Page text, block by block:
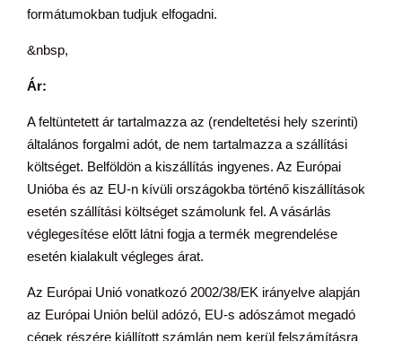
formátumokban tudjuk elfogadni.
&nbsp,
Ár:
A feltüntetett ár tartalmazza az (rendeltetési hely szerinti)
általános forgalmi adót, de nem tartalmazza a szállítási
költséget. Belföldön a kiszállítás ingyenes. Az Európai
Unióba és az EU-n kívüli országokba történő kiszállítások
esetén szállítási költséget számolunk fel. A vásárlás
véglegesítése előtt látni fogja a termék megrendelése
esetén kialakult végleges árat.
Az Európai Unió vonatkozó 2002/38/EK irányelve alapján
az Európai Unión belül adózó, EU-s adószámot megadó
cégek részére kiállított számlán nem kerül felszámításra